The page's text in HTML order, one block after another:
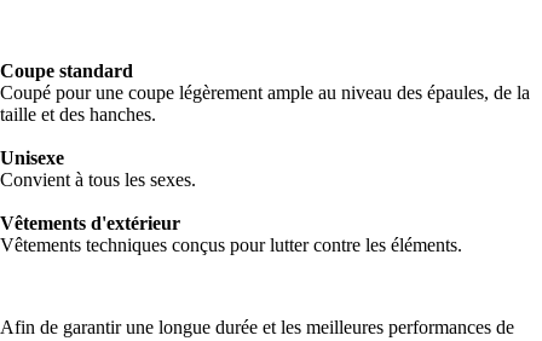
Coupe standard
Coupé pour une coupe légèrement ample au niveau des épaules, de la
taille et des hanches.
Unisexe
Convient à tous les sexes.
Vêtements d'extérieur
Vêtements techniques conçus pour lutter contre les éléments.
Afin de garantir une longue durée et les meilleures performances de